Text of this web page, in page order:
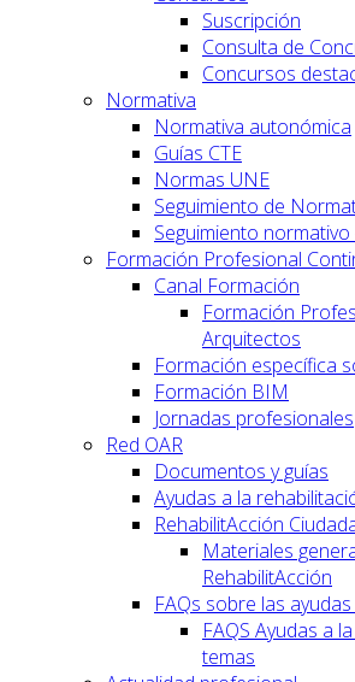
Suscripción
Consulta de
Concursos
Normativa
Normativa autonómica
Guías CTE
Normas UNE
Seguimiento de
Seguimiento
Formación Profesional
Canal Formación
Formación
Arquitectos
Formación específica
Formación BIM
Jornadas profesionales
Red OAR
Documentos y guías
Ayudas a la
RehabilitAcción
Materiales
RehabilitAcción
FAQs sobre las
FAQS Ayudas a
temas